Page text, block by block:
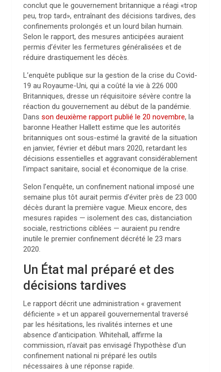
conclut que le gouvernement britannique a réagi «trop
peu, trop tard», entraînant des décisions tardives, des
confinements prolongés et un lourd bilan humain.
Selon le rapport, des mesures anticipées auraient
permis d’éviter les fermetures généralisées et de
réduire drastiquement les décès.
L’enquête publique sur la gestion de la crise du Covid-
19 au Royaume-Uni, qui a coûté la vie à 226 000
Britanniques, dresse un réquisitoire sévère contre la
réaction du gouvernement au début de la pandémie.
Dans son deuxième rapport publié le 20 novembre, la
baronne Heather Hallett estime que les autorités
britanniques ont sous-estimé la gravité de la situation
en janvier, février et début mars 2020, retardant les
décisions essentielles et aggravant considérablement
l’impact sanitaire, social et économique de la crise.
Selon l’enquête, un confinement national imposé une
semaine plus tôt aurait permis d’éviter près de 23 000
décès durant la première vague. Mieux encore, des
mesures rapides — isolement des cas, distanciation
sociale, restrictions ciblées — auraient pu rendre
inutile le premier confinement décrété le 23 mars
2020.
Un État mal préparé et des
décisions tardives
Le rapport décrit une administration « gravement
déficiente » et un appareil gouvernemental traversé
par les hésitations, les rivalités internes et une
absence d’anticipation. Whitehall, affirme la
commission, n’avait pas envisagé l’hypothèse d’un
confinement national ni préparé les outils
nécessaires à une réponse rapide.